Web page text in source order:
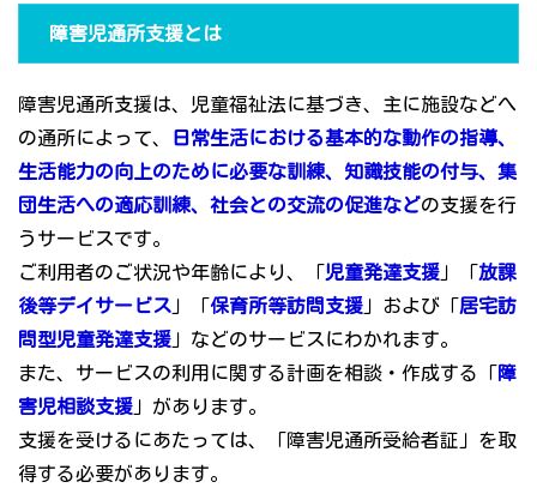
障害児通所支援とは
障害児通所支援は、児童福祉法に基づき、主に施設などへ
の通所によって、
日常生活における基本的な動作の指導、
生活能力の向上のために必要な訓練、知識技能の付与、集
団生活への適応訓練、社会との交流の促進などの支援を行
うサービスです。
ご利用者のご状況や年齢により、「児童発達支援 」「放課
後等デイサービス 」「保育所等訪問支援 」および「居宅訪
問型児童発達支援 」などのサービスにわかれます。
また、サービスの利用に関する計画を相談・作成する「障
害児相談支援 」があります。
支援を受けるにあたっては、「障害児通所受給者証」を取
得する必要があります。